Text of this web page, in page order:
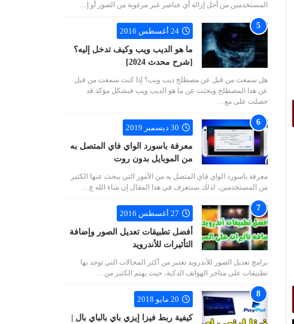
المستخدمين من أجل إزالة أي عناصر غير مرغوبة من الصور أو إ…
24 أغسطس 2016
ما هو الديب ويب وكيف تدخل إليه؟
[شرح محدث 2024]
هل سمعت من قبل عن مصطلح ديب ويب؟ إذا كنت سمعت من قبل
عن هذا المصطلح وبحثت عن ما هو الديب ويب فبشكل مؤكد قد
حصلت على مع…
30 ديسمبر 2019
معرفة باسورد الواي فاي المتصل به
من الموبايل بدون روت
معرفة باسورد الواي فاي المتصل به من الأمور التي يبحث عنها الكثير
من المستخدمين، لذلك سنتعرف في هذا المقال إن شاء الله ع…
27 أغسطس 2016
أفضل تطبيقات تعديل الصور وإضافة
التأثيرات للأندرويد
برامج تعديل الصور للأندرويد تعتبر من أكثر المجالات التي توجد بها
تطبيقات على متاجر الهواتف الذكية، حيث يهتم الكثير من…
20 مايو 2018
كيفية ربط فيزا إيزي باي بالباي بال |